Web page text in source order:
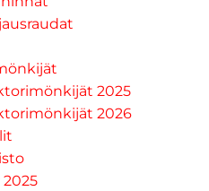
2025
2026
2025